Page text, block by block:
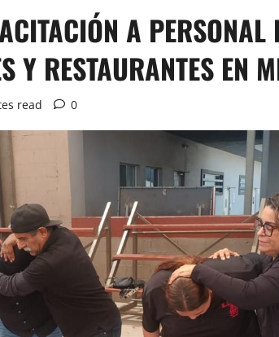
A PERSONAL
Y RESTAURANTES EN
read 0